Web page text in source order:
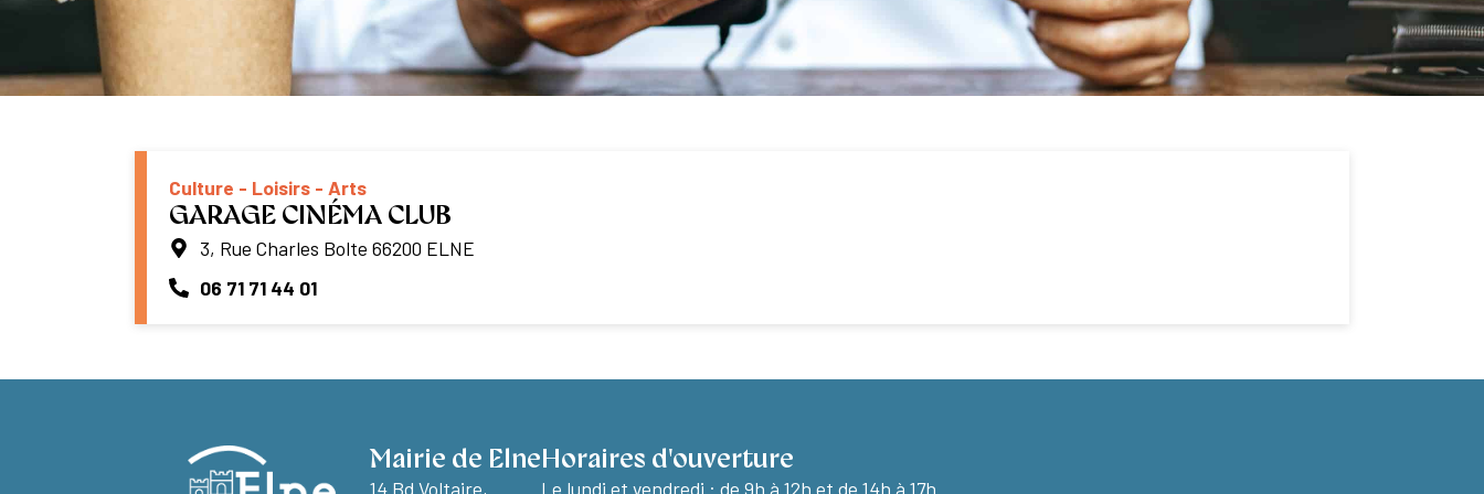
Culture - Loisirs - Arts
GARAGE CINÉMA CLUB
3, Rue Charles Bolte 66200 ELNE
06 71 71 44 01
Mairie de Elne
14 Bd Voltaire,
Horaires d'ouverture
Le lundi et vendredi : de 9h à 12h et de 14h à 17h